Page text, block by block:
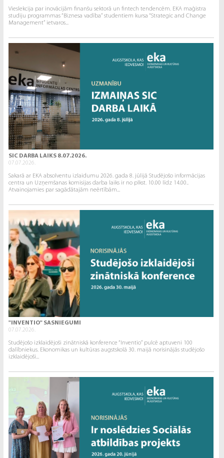
Vieslekcija par inovācijām finanšu sektorā un fintech tendencēm. EKA maģistra
studiju programmas “Biznesa vadība” studentiem kursa “Strategic and Change
Management” ietvaros...
SIC DARBA LAIKS 8.07.2026.
07.07.2026.
Sakarā ar EKA absolventu izlaidumu 2026. gada 8. jūlijā Studējošo informācijas
centra un Uzņemšanas komisijas darba laiks ir no plkst. 10.00 līdz 14.00..
Atvainojamies par sagādātajām neērtībām...
"INVENTIO" SASNIEGUMI
07.07.2026.
Studējošo izklaidējoši zinātniskā konference “Inventio” pulcē aptuveni 100
dalībniekus. Ekonomikas un kultūras augstskolā 30. maijā norisinājās studējošo
izklaidējoši...